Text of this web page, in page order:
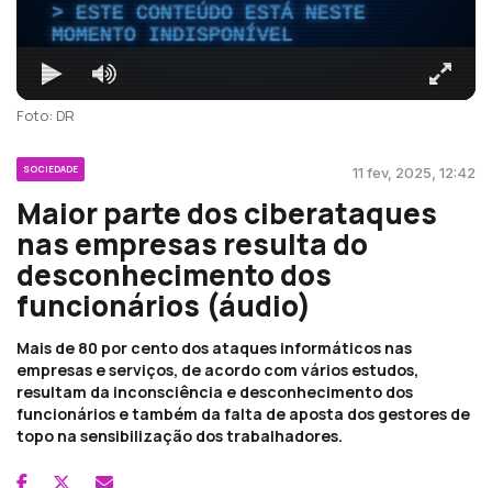
ESTE CONTEÚDO ESTÁ NESTE
MOMENTO INDISPONÍVEL
Foto: DR
SOCIEDADE 11 fev, 2025, 12:42
Maior parte dos ciberataques
nas empresas resulta do
desconhecimento dos
funcionários (áudio)
Mais de 80 por cento dos ataques informáticos nas
empresas e serviços, de acordo com vários estudos,
resultam da inconsciência e desconhecimento dos
funcionários e também da falta de aposta dos gestores de
topo na sensibilização dos trabalhadores.